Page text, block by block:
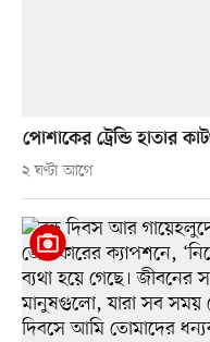
পোশাকের ট্রেন্ডি হাতার
২ ঘণ্টা আগে